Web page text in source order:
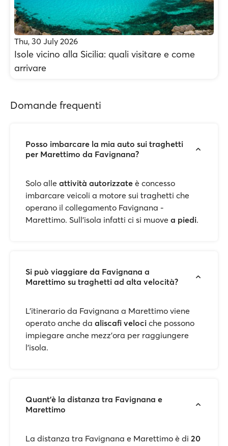
Thu, 30 July 2026
Isole vicino alla Sicilia: quali visitare e come
arrivare
Domande frequenti
Posso imbarcare la mia auto sui traghetti
per Marettimo da Favignana?
Solo alle attività autorizzate è concesso
imbarcare veicoli a motore sui traghetti che
operano il collegamento Favignana -
Marettimo. Sull'isola infatti ci si muove a piedi.
Si può viaggiare da Favignana a
Marettimo su traghetti ad alta velocità?
L’itinerario da Favignana a Marettimo viene
operato anche da aliscafi veloci che possono
impiegare anche mezz'ora per raggiungere
l'isola.
Quant'è la distanza tra Favignana e
Marettimo
La distanza tra Favignana e Marettimo è di 20